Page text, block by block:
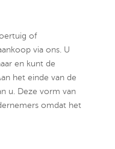
of
via ons. U
en kunt de
het einde van de
u. Deze vorm van
omdat het